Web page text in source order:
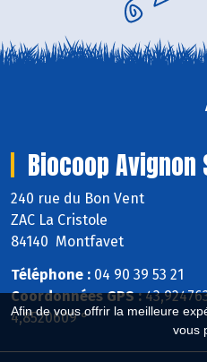
Afin de vous offrir la meilleure
vous
Biocoop Avignon
240 rue du Bon Vent
ZAC La Cristole
84140 Montfavet
Téléphone : 04 90 39 53 21
Coordonnées GPS :
4,8520609 °